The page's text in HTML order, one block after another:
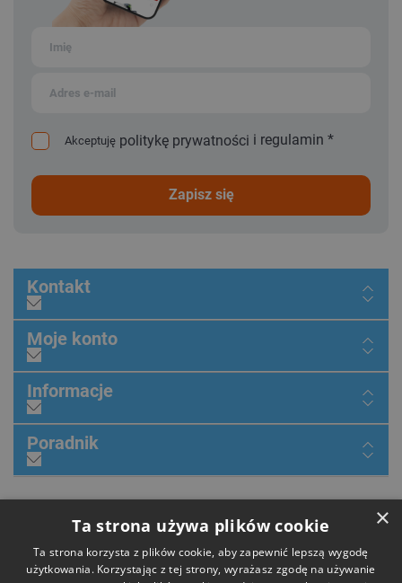
Akceptuję politykę prywatności i regulamin *
zapisz się
Kontakt
Moje konto
Informacje
Poradnik
×
Ta strona używa plików cookie
Ta strona korzysta z plików cookie, aby zapewnić lepszą wygodę
użytkowania. Korzystając z tej strony, wyrażasz zgodę na używanie